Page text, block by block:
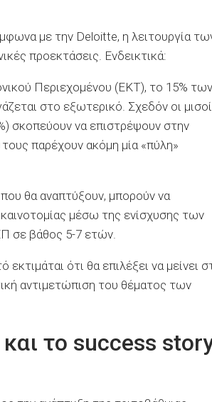
με την Deloitte, η λειτουργία
προεκτάσεις. Ενδεικτικά:
Περιεχομένου (ΕΚΤ), το 15% των
στο εξωτερικό. Σχεδόν οι μισοί
σκοπεύουν να επιστρέψουν στην
παρέχουν ακόμη μία «πύλη»
θα αναπτύξουν, μπορούν να
μέσω της ενίσχυσης των
σε βάθος 5-7 ετών.
ότι θα επιλέξει να μείνει
αντιμετώπιση του θέματος των
το success